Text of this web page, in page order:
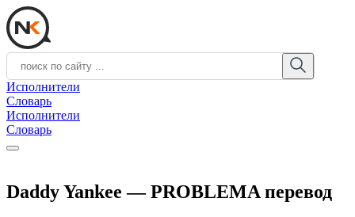
Исполнители
Словарь
Исполнители
Словарь
Daddy Yankee — PROBLEMA перевод